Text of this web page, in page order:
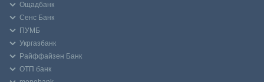
Ощадбанк
Сенс Банк
ПУМБ
Укргазбанк
Райффайзен Банк
ОТП банк